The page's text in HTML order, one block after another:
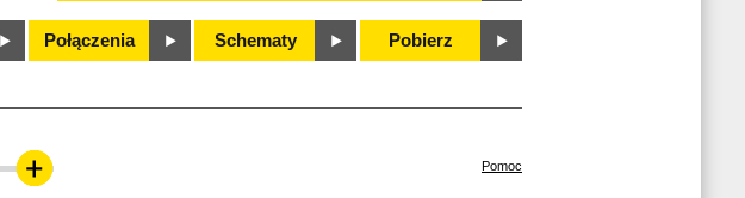
Połączenia Schematy Pobierz
Pomoc